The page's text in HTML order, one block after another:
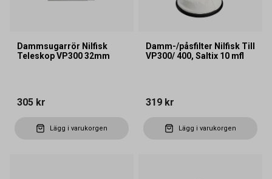
Dammsugarrör Nilfisk
Teleskop VP300 32mm
305 kr
Lägg i varukorgen
Damm-/påsfilter Nilfisk Till
VP300/ 400, Saltix 10 mfl
319 kr
Lägg i varukorgen